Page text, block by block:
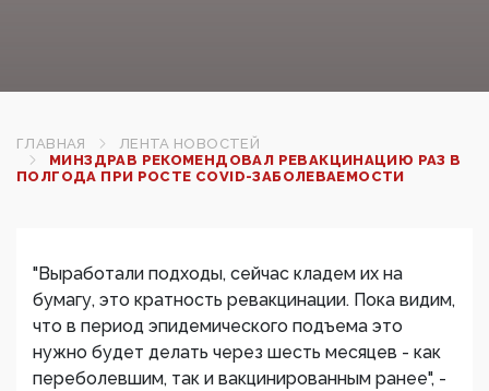
ГЛАВНАЯ
ЛЕНТА НОВОСТЕЙ
МИНЗДРАВ РЕКОМЕНДОВАЛ РЕВАКЦИНАЦИЮ РАЗ В
ПОЛГОДА ПРИ РОСТЕ COVID-ЗАБОЛЕВАЕМОСТИ
"Выработали подходы, сейчас кладем их на
бумагу, это кратность ревакцинации. Пока видим,
что в период эпидемического подъема это
нужно будет делать через шесть месяцев - как
переболевшим, так и вакцинированным ранее", -